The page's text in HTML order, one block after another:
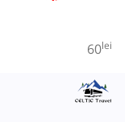
60lei